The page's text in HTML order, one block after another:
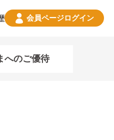
会員ページログイン
へのご優待